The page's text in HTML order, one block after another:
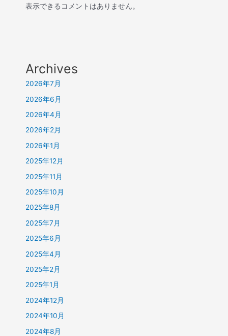
表示できるコメントはありません。
Archives
2026年7月
2026年6月
2026年4月
2026年2月
2026年1月
2025年12月
2025年11月
2025年10月
2025年8月
2025年7月
2025年6月
2025年4月
2025年2月
2025年1月
2024年12月
2024年10月
2024年8月